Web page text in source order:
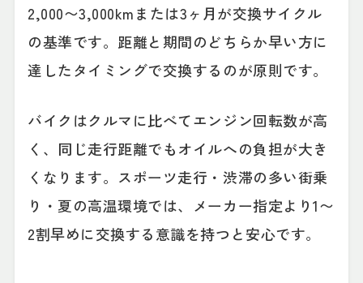
2,000〜3,000kmまたは3ヶ月が交換サイクル
の基準です。距離と期間のどちらか早い方に
達したタイミングで交換するのが原則です。
バイクはクルマに比べてエンジン回転数が高
く、同じ走行距離でもオイルへの負担が大き
くなります。スポーツ走行・渋滞の多い街乗
り・夏の高温環境では、メーカー指定より1〜
2割早めに交換する意識を持つと安心です。